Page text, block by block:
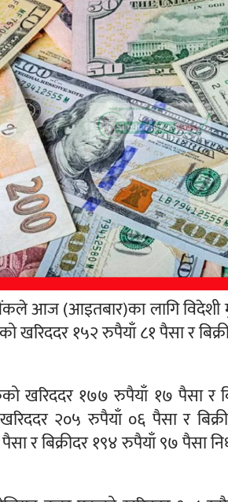
बैंकले आज (आइतबार)का लागि विदेशी
१५२ रुपैयाँ ८१ पैसा र
खरिददर १७७ रुपैयाँ १७ पैसा
२०५ रुपैयाँ ०६ पैसा र
र बिक्रीदर १९४ रुपैयाँ ९७ पैसा